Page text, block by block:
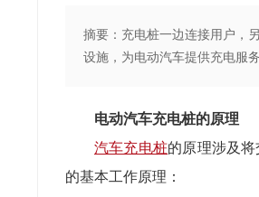
摘要：充电桩一边连接用户，
设施，为电动汽车提供充电服
电动汽车充电桩的原理
汽车充电桩的原理涉及
的基本工作原理：